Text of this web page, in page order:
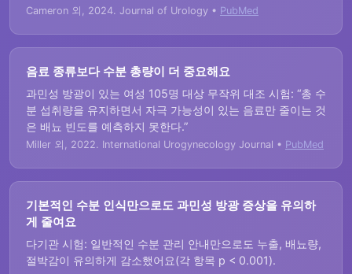
Cameron 외, 2024. Journal of Urology • PubMed
음료 종류보다 수분 총량이 더 중요해요
과민성 방광이 있는 여성 105명 대상 무작위 대조 시험: “총 수
분 섭취량을 유지하면서 자극 가능성이 있는 음료만 줄이는 것
은 배뇨 빈도를 예측하지 못한다.”
Miller 외, 2022. International Urogynecology Journal • PubMed
기본적인 수분 인식만으로도 과민성 방광 증상을 유의하
게 줄여요
다기관 시험: 일반적인 수분 관리 안내만으로도 누출, 배뇨량,
절박감이 유의하게 감소했어요(각 항목 p < 0.001).